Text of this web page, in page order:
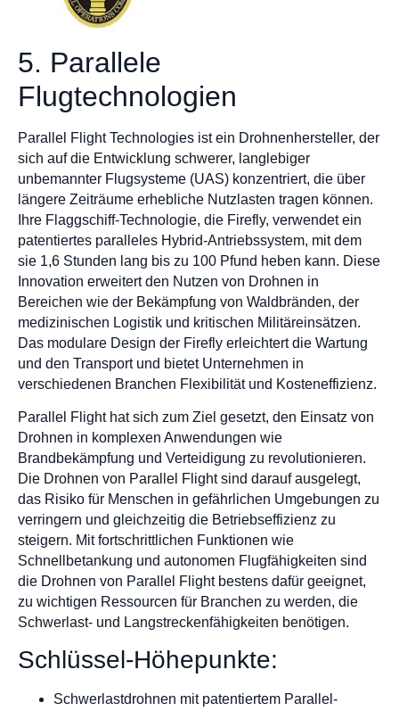
5. Parallele
Flugtechnologien
Parallel Flight Technologies ist ein Drohnenhersteller, der
sich auf die Entwicklung schwerer, langlebiger
unbemannter Flugsysteme (UAS) konzentriert, die über
längere Zeiträume erhebliche Nutzlasten tragen können.
Ihre Flaggschiff-Technologie, die Firefly, verwendet ein
patentiertes paralleles Hybrid-Antriebssystem, mit dem
sie 1,6 Stunden lang bis zu 100 Pfund heben kann. Diese
Innovation erweitert den Nutzen von Drohnen in
Bereichen wie der Bekämpfung von Waldbränden, der
medizinischen Logistik und kritischen Militäreinsätzen.
Das modulare Design der Firefly erleichtert die Wartung
und den Transport und bietet Unternehmen in
verschiedenen Branchen Flexibilität und Kosteneffizienz.
Parallel Flight hat sich zum Ziel gesetzt, den Einsatz von
Drohnen in komplexen Anwendungen wie
Brandbekämpfung und Verteidigung zu revolutionieren.
Die Drohnen von Parallel Flight sind darauf ausgelegt,
das Risiko für Menschen in gefährlichen Umgebungen zu
verringern und gleichzeitig die Betriebseffizienz zu
steigern. Mit fortschrittlichen Funktionen wie
Schnellbetankung und autonomen Flugfähigkeiten sind
die Drohnen von Parallel Flight bestens dafür geeignet,
zu wichtigen Ressourcen für Branchen zu werden, die
Schwerlast- und Langstreckenfähigkeiten benötigen.
Schlüssel-Höhepunkte:
Schwerlastdrohnen mit patentiertem Parallel-